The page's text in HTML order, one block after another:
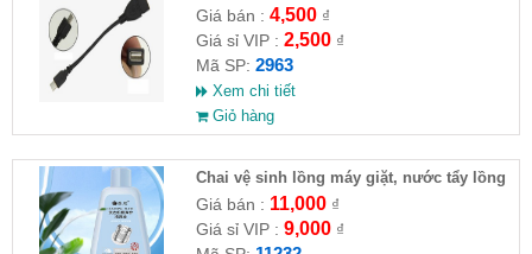
Giá bán : 4,500₫
Giá sỉ VIP : 2,500₫
Mã SP: 2963
Xem chi tiết
Giỏ hàng
Chai vệ sinh lồng máy giặt, nước tẩy lồng
máy giặt CLEANING FLUID
Giá bán : 11,000₫
Giá sỉ VIP : 9,000₫